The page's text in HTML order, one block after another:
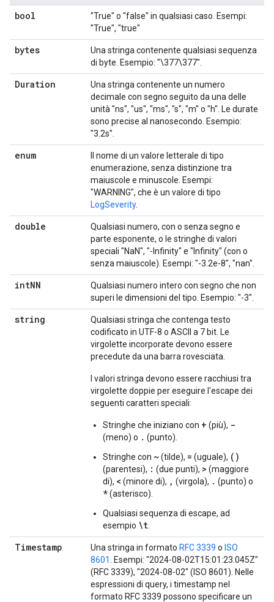
bool
"True" o "false" in qualsiasi caso. Esempi:
"True", "true"
bytes
Una stringa contenente qualsiasi sequenza
di byte. Esempio: "\377\377".
Duration
Una stringa contenente un numero
decimale con segno seguito da una delle
unità "ns", "us", "ms", "s", "m" o "h". Le durate
sono precise al nanosecondo. Esempio:
"3.2s".
enum
Il nome di un valore letterale di tipo
enumerazione, senza distinzione tra
maiuscole e minuscole. Esempi:
"WARNING", che è un valore di tipo
LogSeverity.
double
Qualsiasi numero, con o senza segno e
parte esponente, o le stringhe di valori
speciali "NaN", "-Infinity" e "Infinity" (con o
senza maiuscole). Esempi: "-3.2e-8", "nan".
intNN
Qualsiasi numero intero con segno che non
superi le dimensioni del tipo. Esempio: "-3".
string
Qualsiasi stringa che contenga testo
codificato in UTF-8 o ASCII a 7 bit. Le
virgolette incorporate devono essere
precedute da una barra rovesciata.
I valori stringa devono essere racchiusi tra
virgolette doppie per eseguire l'escape dei
seguenti caratteri speciali:
Stringhe che iniziano con + (più), -
(meno) o . (punto).
Stringhe con ~(tilde), = (uguale), ()
(parentesi), : (due punti), > (maggiore
di), < (minore di), , (virgola), . (punto) o
*(asterisco).
Qualsiasi sequenza di escape, ad
esempio \t
Timestamp Una stringa in formato RFC 3339 o ISO
8601
. Esempi: "2024-08-02T15:01:23.045Z"
(RFC 3339), "2024-08-02" (ISO 8601). Nelle
espressioni di query, i timestamp nel
formato RFC 3339 possono specificare un